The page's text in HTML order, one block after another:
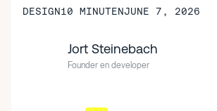
DESIGN10 MINUTENJUNE 7, 2026
Jort Steinebach
Founder en developer
Ontvang B2B-marketing
Meld je aan en ontvang onze en blijf up to